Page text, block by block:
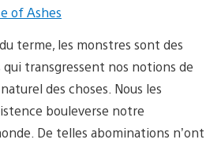
terme, les monstres sont des
transgressent nos notions de
des choses. Nous les
bouleverse notre
De telles abominations n’ont